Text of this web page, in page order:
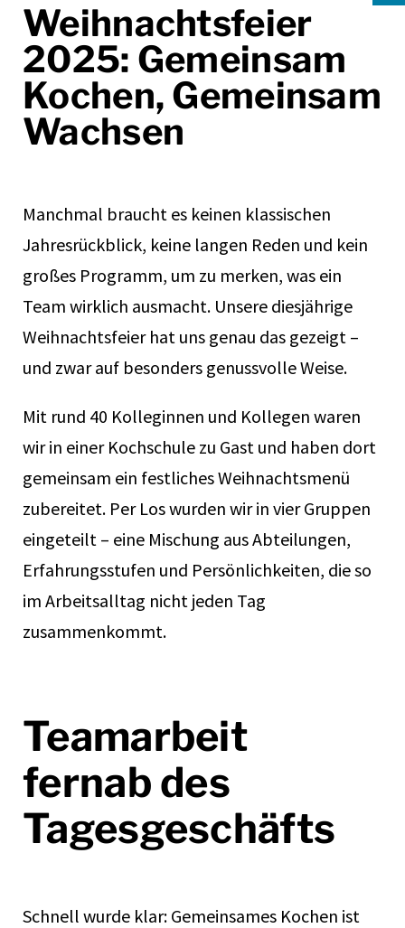
Weihnachtsfeier
2025: Gemeinsam
Kochen, Gemeinsam
Wachsen
Manchmal braucht es keinen klassischen
Jahresrückblick, keine langen Reden und kein
großes Programm, um zu merken, was ein
Team wirklich ausmacht. Unsere diesjährige
Weihnachtsfeier hat uns genau das gezeigt –
und zwar auf besonders genussvolle Weise.
Mit rund 40 Kolleginnen und Kollegen waren
wir in einer Kochschule zu Gast und haben dort
gemeinsam ein festliches Weihnachtsmenü
zubereitet. Per Los wurden wir in vier Gruppen
eingeteilt – eine Mischung aus Abteilungen,
Erfahrungsstufen und Persönlichkeiten, die so
im Arbeitsalltag nicht jeden Tag
zusammenkommt.
Teamarbeit
fernab des
Tagesgeschäfts
Schnell wurde klar: Gemeinsames Kochen ist